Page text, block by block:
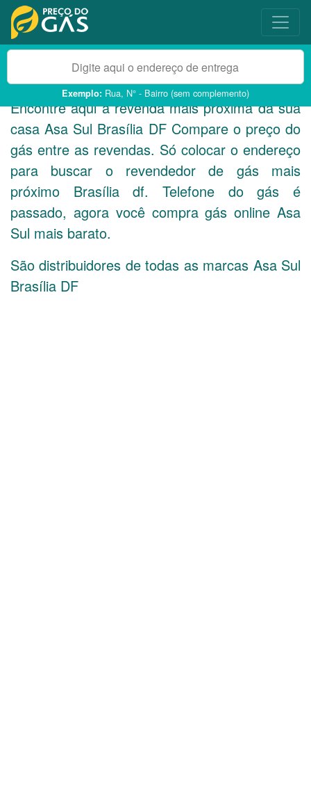
Exemplo: Rua, N° - Bairro (sem complemento)
Encontre aqui a revenda mais próxima da sua
casa Asa Sul Brasília DFCompare o preço do
gás entre as revendas. Só colocar o endereço
para buscar o revendedor de gás mais
próximo Brasília df. Telefone do gás é
passado, agora você compra gás online Asa
Sul mais barato.
São distribuidores de todas as marcas Asa Sul
Brasília DF